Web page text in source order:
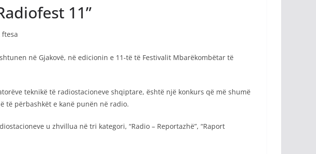
11”
në Gjakovë, në edicionin e 11-të të Festivalit Mbarëkombëtar të
teknikë të radiostacioneve shqiptare, është një konkurs që më shumë
të përbashkët e kanë punën në radio.
u zhvillua në tri kategori, “Radio – Reportazhë”, “Raport